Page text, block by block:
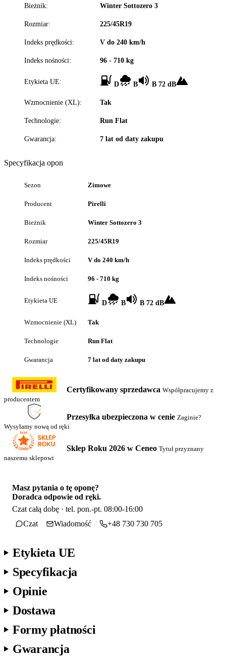
Bieżnik: Winter Sottozero 3
Rozmiar: 225/45R19
Indeks prędkości: V do 240 km/h
Indeks nośności: 96 - 710 kg
Etykieta UE: D B B 72 dB
Wzmocnienie (XL): Tak
Technologie: Run Flat
Gwarancja: 7 lat od daty zakupu
Specyfikacja opon
Sezon Zimowe
Producent Pirelli
Bieżnik Winter Sottozero 3
Rozmiar 225/45R19
Indeks prędkości V do 240 km/h
Indeks nośności 96 - 710 kg
Etykieta UE D B B 72 dB
Wzmocnienie (XL) Tak
Technologie Run Flat
Gwarancja 7 lat od daty zakupu
Certyfikowany sprzedawca Współpracujemy z
producentem
Przesyłka ubezpieczona w cenie Zaginie?
Wysyłamy nową od ręki
Sklep Roku 2026 w Ceneo Tytuł przyznany
naszemu sklepowi
Masz pytania o tę oponę?
Doradca odpowie od ręki.
Czat całą dobę · tel. pon.-pt. 08:00-16:00
Czat
Wiadomość +48 730 730 705
Etykieta UE
Specyfikacja
Opinie
Dostawa
Formy płatności
Gwarancja